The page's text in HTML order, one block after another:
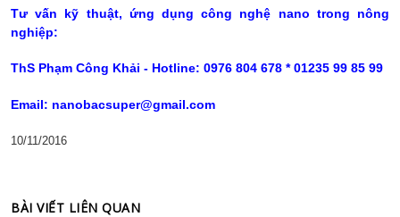
Tư vấn kỹ thuật, ứng dụng công nghệ nano trong nông
nghiệp:
ThS Phạm Công Khải - Hotline: 0976 804 678 * 01235 99 85 99
Email: nanobacsuper@gmail.com
10/11/2016
BÀI VIẾT LIÊN QUAN